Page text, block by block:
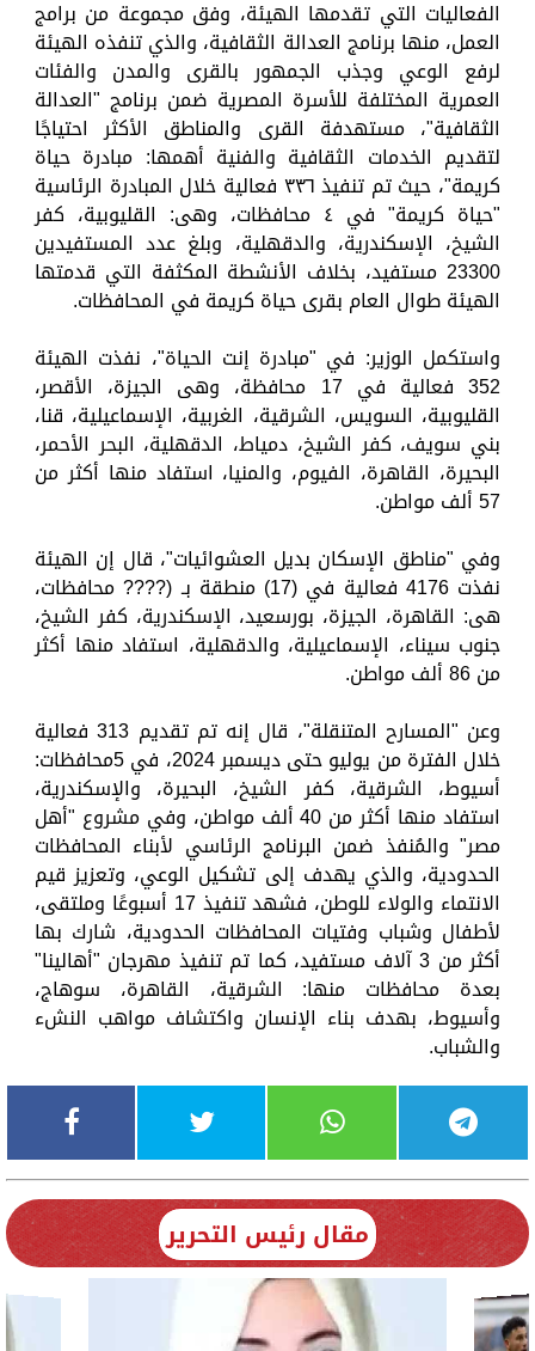
الفعاليات التي تقدمها الهيئة، وفق مجموعة من برامج
العمل، منها برنامج العدالة الثقافية، والذي تنفذه الهيئة
لرفع الوعي وجذب الجمهور بالقرى والمدن والفئات
العمرية المختلفة للأسرة المصرية ضمن برنامج "العدالة
الثقافية"، مستهدفة القرى والمناطق الأكثر احتياجًا
لتقديم الخدمات الثقافية والفنية أهمها: مبادرة حياة
كريمة"، حيث تم تنفيذ ٣٣٦ فعالية خلال المبادرة الرئاسية
"حياة كريمة" في ٤ محافظات، وهى: القليوبية، كفر
الشيخ، الإسكندرية، والدقهلية، وبلغ عدد المستفيدين
23300 مستفيد، بخلاف الأنشطة المكثفة التي قدمتها
الهيئة طوال العام بقرى حياة كريمة في المحافظات.
واستكمل الوزير: في "مبادرة إنت الحياة"، نفذت الهيئة
352 فعالية في 17 محافظة، وهى الجيزة، الأقصر،
القليوبية، السويس، الشرقية، الغربية، الإسماعيلية، قنا،
بني سويف، كفر الشيخ، دمياط، الدقهلية، البحر الأحمر،
البحيرة، القاهرة، الفيوم، والمنيا، استفاد منها أكثر من
57 ألف مواطن.
وفي "مناطق الإسكان بديل العشوائيات"، قال إن الهيئة
نفذت 4176 فعالية في (17) منطقة بـ (???? محافظات،
هى: القاهرة، الجيزة، بورسعيد، الإسكندرية، كفر الشيخ،
جنوب سيناء، الإسماعيلية، والدقهلية، استفاد منها أكثر
من 86 ألف مواطن.
وعن "المسارح المتنقلة"، قال إنه تم تقديم 313 فعالية
خلال الفترة من يوليو حتى ديسمبر 2024، في 5محافظات:
أسيوط، الشرقية، كفر الشيخ، البحيرة، والإسكندرية،
استفاد منها أكثر من 40 ألف مواطن، وفي مشروع "أهل
مصر" والمُنفذ ضمن البرنامج الرئاسي لأبناء المحافظات
الحدودية، والذي يهدف إلى تشكيل الوعي، وتعزيز قيم
الانتماء والولاء للوطن، فشهد تنفيذ 17 أسبوعًا وملتقى،
لأطفال وشباب وفتيات المحافظات الحدودية، شارك بها
أكثر من 3 آلاف مستفيد، كما تم تنفيذ مهرجان "أهالينا"
بعدة محافظات منها: الشرقية، القاهرة، سوهاج،
وأسيوط، بهدف بناء الإنسان واكتشاف مواهب النشء
والشباب.
مقال رئيس التحرير